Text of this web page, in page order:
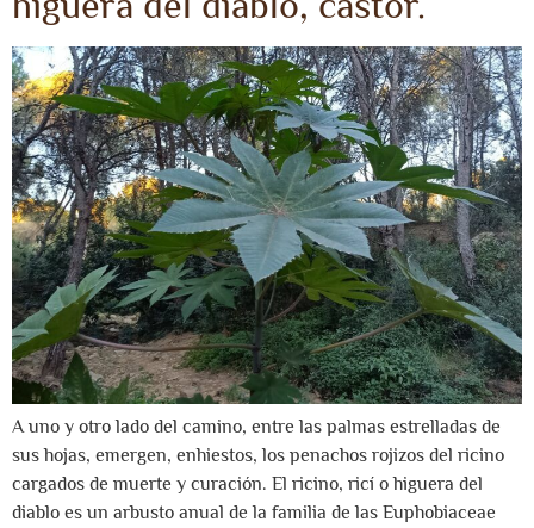
A uno y otro lado del camino, entre las palmas estrelladas de
sus hojas, emergen, enhiestos, los penachos rojizos del ricino
cargados de muerte y curación. El ricino, ricí o higuera del
diablo es un arbusto anual de la familia de las Euphobiaceae